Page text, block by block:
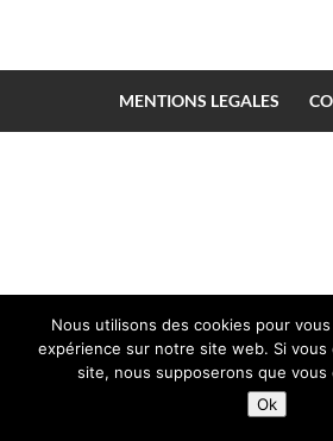
MENTIONS LEGALES
Nous utilisons des cookies pour
expérience sur notre site web. Si vous
site, nous supposerons que
Ok